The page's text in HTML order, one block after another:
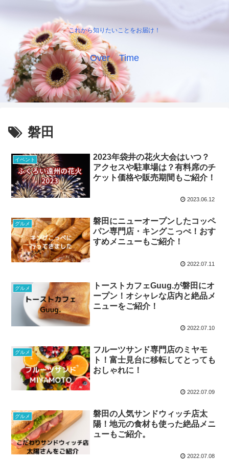
これから知りたいことをお届け！
Over Time
磐田
イベント
2023年袋井の花火大会はいつ？
アクセスや駐車場は？有料席のチ
ケット価格や販売期間もご紹介！
2023.06.12
グルメ
磐田にニューオープンしたコッペ
パン専門店・キングこっぺ！おす
すめメニューもご紹介！
2022.07.11
グルメ
トーストカフェGuug.が磐田にオ
ープン！オシャレな店内と絶品メ
ニューをご紹介！
2022.07.10
グルメ
フルーツサンド専門店のミヤモ
ト！富士見台に移転してとっても
おしゃれに！
2022.07.09
グルメ
磐田の人気サンドウィッチ店太
陽！地元の食材も使った絶品メニ
ューもご紹介。
2022.07.08